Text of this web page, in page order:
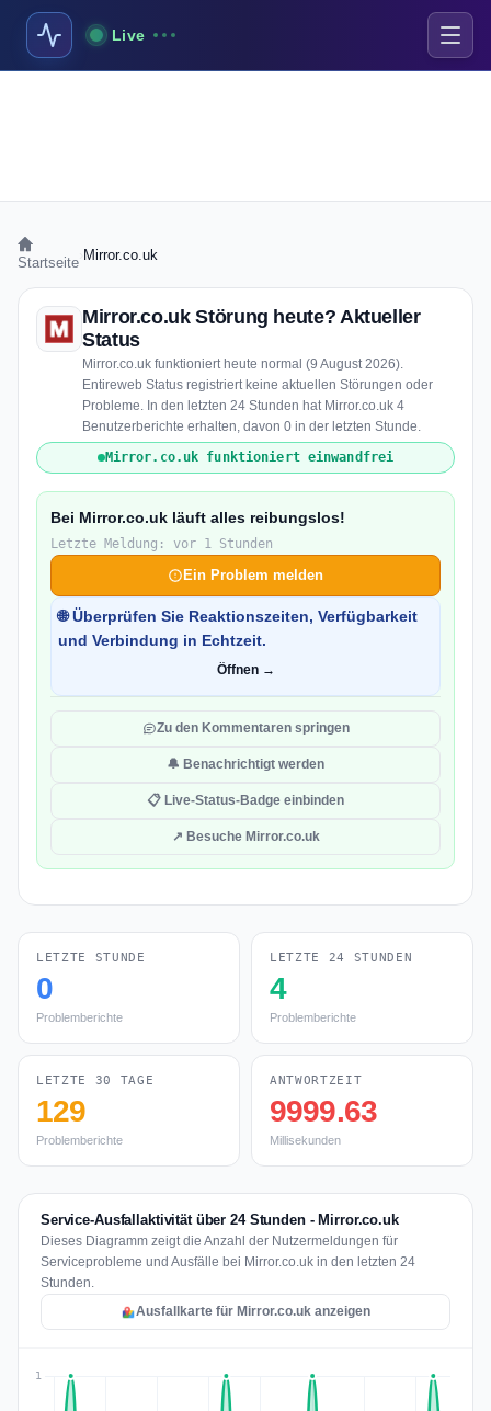
Live
Startseite Mirror.co.uk
Mirror.co.uk Störung heute? Aktueller
Status
Mirror.co.uk funktioniert heute normal (9 August 2026).
Entireweb Status registriert keine aktuellen Störungen oder
Probleme. In den letzten 24 Stunden hat Mirror.co.uk 4
Benutzerberichte erhalten, davon 0 in der letzten Stunde.
Mirror.co.uk funktioniert einwandfrei
Bei Mirror.co.uk läuft alles reibungslos!
Letzte Meldung: vor 1 Stunden
Ein Problem melden
🌐 Überprüfen Sie Reaktionszeiten, Verfügbarkeit
und Verbindung in Echtzeit.
Öffnen →
Zu den Kommentaren springen
🔔 Benachrichtigt werden
📋 Live-Status-Badge einbinden
↗ Besuche Mirror.co.uk
LETZTE STUNDE
0
Problemberichte
LETZTE 24 STUNDEN
4
Problemberichte
LETZTE 30 TAGE
129
Problemberichte
ANTWORTZEIT
9999.63
Millisekunden
Service-Ausfallaktivität über 24 Stunden - Mirror.co.uk
Dieses Diagramm zeigt die Anzahl der Nutzermeldungen für
Serviceprobleme und Ausfälle bei Mirror.co.uk in den letzten 24
Stunden.
Ausfallkarte für Mirror.co.uk anzeigen